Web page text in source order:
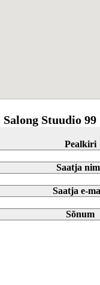
Salong Stuudio 99
Pealkiri
Saatja
Saatja e-
Sõnum